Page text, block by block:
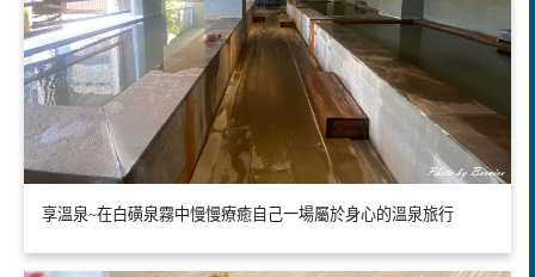
享溫泉~在白磺泉霧中慢慢療癒自己一場屬於身心的溫泉旅行